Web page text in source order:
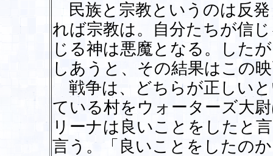
民族と宗教というのは反
れば宗教は。自分たちが信
じる神は悪魔となる。した
しあうと、その結果はこの
戦争は、どちらが正しい
ている村をウォーターズ大
リーナは良いことをしたと
言う。「良いことをしたの